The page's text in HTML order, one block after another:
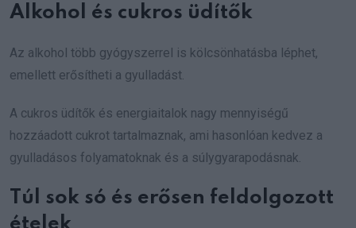
Alkohol és cukros üdítők
Az alkohol több gyógyszerrel is kölcsönhatásba léphet,
emellett erősítheti a gyulladást.
A cukros üdítők és energiaitalok nagy mennyiségű
hozzáadott cukrot tartalmaznak, ami hasonlóan kedvez a
gyulladásos folyamatoknak és a súlygyarapodásnak.
Túl sok só és erősen feldolgozott